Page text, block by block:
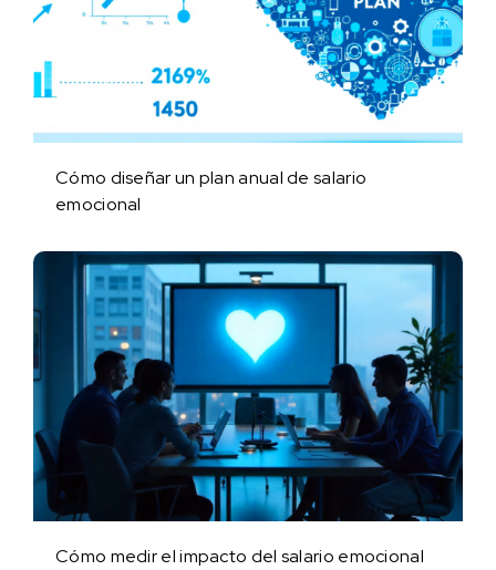
Cómo diseñar un plan anual de salario
emocional
Cómo medir el impacto del salario emocional